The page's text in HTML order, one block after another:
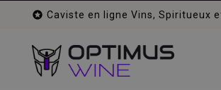
 Caviste en ligne Vins, Spiritueux